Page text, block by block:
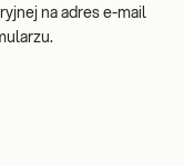
na adres e-mail